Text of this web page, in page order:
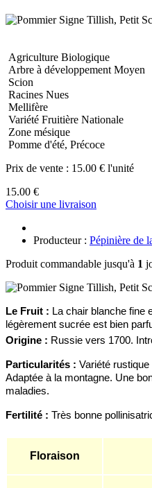
Agriculture Biologique
Arbre à développement Moyen
Scion
Racines Nues
Mellifère
Variété Fruitière Nationale
Zone mésique
Pomme d'été, Précoce
Prix de vente : 15.00 € l'unité
15.00 €
Choisir une livraison
Producteur : Pépinière de
Produit commandable jusqu'à 1
Le Fruit : La chair blanche fine
légèrement sucrée est bien
Origine : Russie vers 1700.
Particularités : Variété rustique
Adaptée à la montagne. Une
maladies.
Fertilité : Très bonne
Floraison